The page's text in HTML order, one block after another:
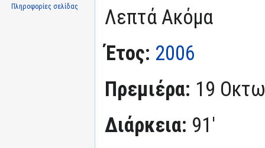
Λεπτά Ακόμα
Έτος: 2006
Πρεμιέρα: 19
Διάρκεια: 91'
Πληροφορίες σελίδας